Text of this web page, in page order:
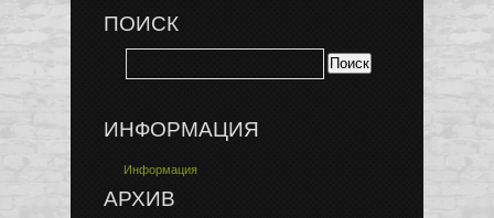
ПОИСК
ИНФОРМАЦИЯ
Информация
АРХИВ